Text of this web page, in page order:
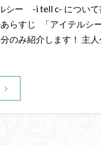
シー -i tell c- について
らすじ 「アイテルシ
のみ紹介します！ 主